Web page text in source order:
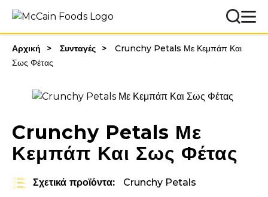
Αρχική Συνταγές
Crunchy Petals Με Κεμπάπ Και
Σως Φέτας
Crunchy Petals Με
Κεμπάπ Και Σως Φέτας
Σχετικά προϊόντα: Crunchy Petals